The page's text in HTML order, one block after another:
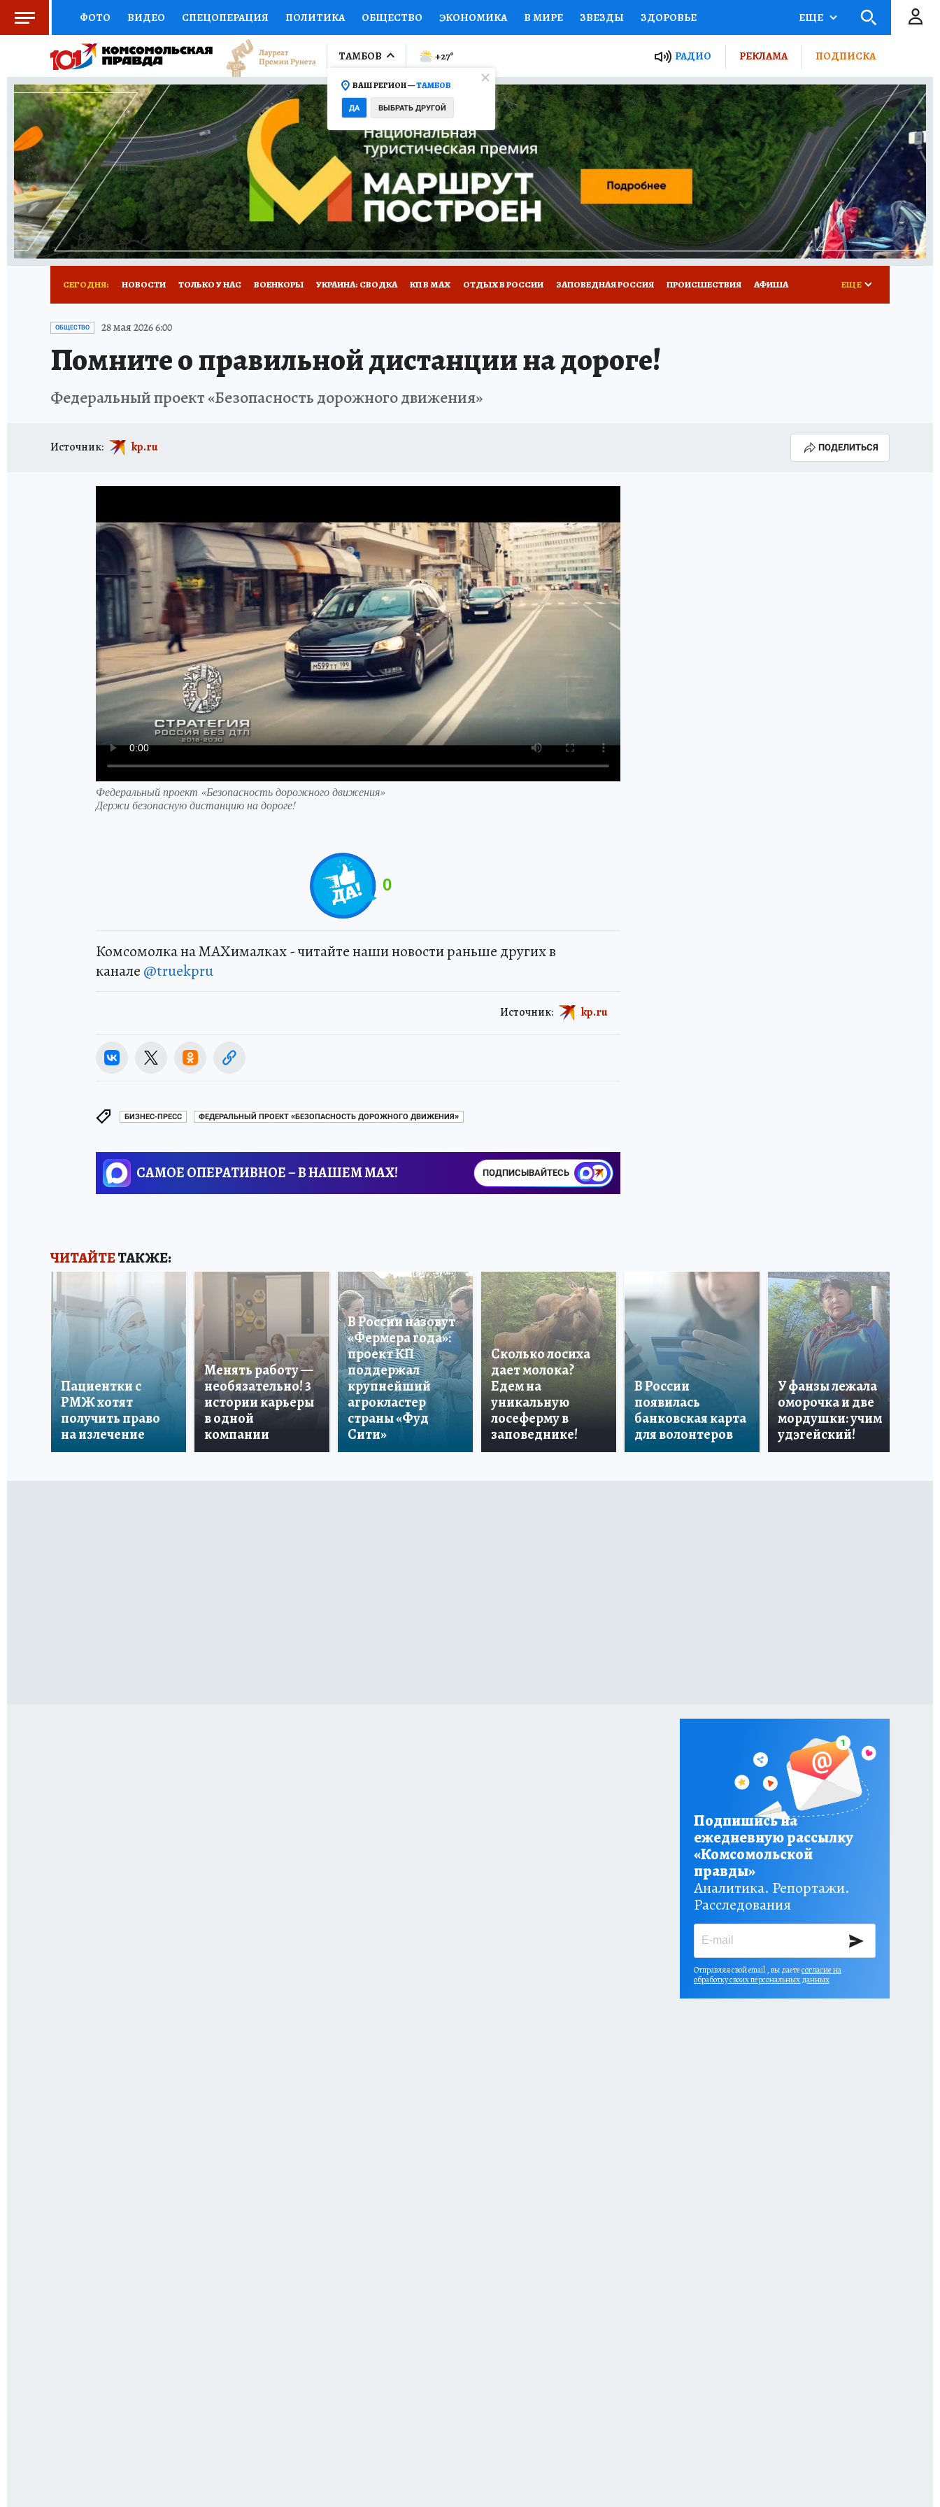
ФОТО ВИДЕО СПЕЦОПЕРАЦИЯ ПОЛИТИКА ОБЩЕСТВО ЭКОНОМИКА В МИРЕ ЗВЕЗДЫ ЗДОРОВЬЕ
СОЦПОДДЕРЖКА НАУКА СПОРТ КОЛУМНИСТЫ ПРОИСШЕСТВИЯ НАЦИОНАЛЬНЫЕ ПРОЕКТЫ РОССИИ
ВЫБОР ЭКСПЕРТОВ ДОКТОР ФИНАНСЫ ОТКРЫВАЕМ МИР Я ЗНАЮ СЕМЬЯ ЖЕНСКИЕ СЕКРЕТЫ ПУТЕВОДИТЕЛЬ
КНИЖНАЯ ПОЛКА ПРОГНОЗЫ НА СПОРТ ПРОМОКОДЫ СЕРИАЛЫ СПЕЦПРОЕКТЫ ДЕФИЦИТ ЖЕЛЕЗА ТУРИЗМ
ПРЕСС-ЦЕНТР НЕДВИЖИМОСТЬ ТЕЛЕВИЗОР КОЛЛЕКЦИИ КОНКУРСЫ РАБОТА У НАС ГИД ПОТРЕБИТЕЛЯ ВСЕ О КП
РАДИО КП ТЕСТЫ НОВОЕ НА САЙТЕ РЕКЛАМА
ЕЩЕ
ТАМБОВ
ВАШ РЕГИОН —ТАМБОВ
ДА ВЫБРАТЬ ДРУГОЙ
+27° РАДИО РЕКЛАМА ПОДПИСКА
СЕГОДНЯ: НОВОСТИ ТОЛЬКО У НАС ВОЕНКОРЫ УКРАИНА: СВОДКА КП В МАХ ОТДЫХ В РОССИИ ЗАПОВЕДНАЯ РОССИЯ ПРОИСШЕСТВИЯ АФИША
ИСПЫТАНО НА СЕБЕ
ЕЩЕ
ОБЩЕСТВО 28 мая 2026 6:00
Помните о правильной дистанции на дороге!
Федеральный проект «Безопасность дорожного движения»
Источник: kp.ru ПОДЕЛИТЬСЯ
Федеральный проект «Безопасность дорожного движения»
Держи безопасную дистанцию на дороге!
0
Комсомолка на MAXималках - читайте наши новости раньше других в
канале @truekpru
Источник: kp.ru
БИЗНЕС-ПРЕСС ФЕДЕРАЛЬНЫЙ ПРОЕКТ «БЕЗОПАСНОСТЬ ДОРОЖНОГО ДВИЖЕНИЯ»
САМОЕ ОПЕРАТИВНОЕ – В НАШЕМ MAX! ПОДПИСЫВАЙТЕСЬ
ЧИТАЙТЕТАКЖЕ:
Пациентки с
РМЖ хотят
получить право
на излечение
Менять работу —
необязательно! 3
истории карьеры
в одной
компании
В России назовут
«Фермера года»:
проект КП
поддержал
крупнейший
агрокластер
страны «Фуд
Сити»
Сколько лосиха
дает молока?
Едем на
уникальную
лосеферму в
заповеднике!
В России
появилась
банковская карта
для волонтеров
У фанзы лежала
оморочка и две
мордушки: учим
удэгейский!
Подпишись на
ежедневную рассылку
«Комсомольской
правды»
Аналитика. Репортажи.
Расследования
Отправляя свой email , вы даетесогласие на
обработку своих персональных данных